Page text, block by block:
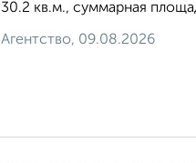
30.2 кв.м., суммарная
Агентство, 09.08.2026